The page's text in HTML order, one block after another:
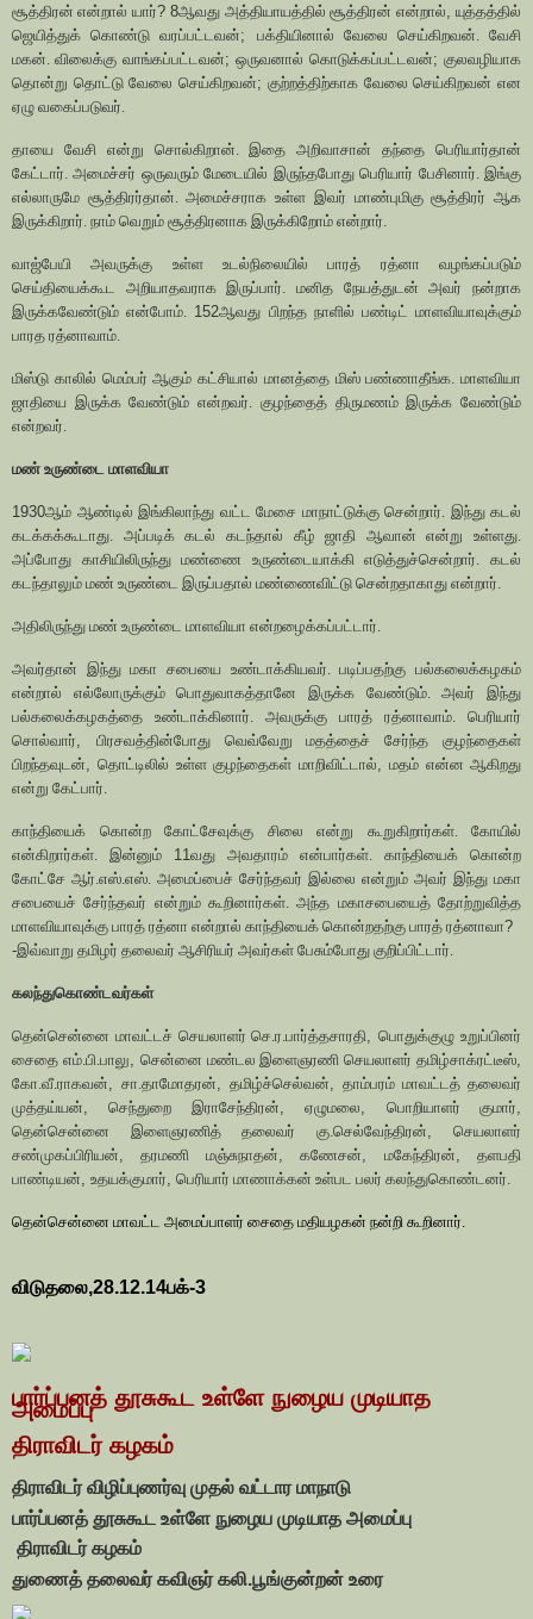
சூத்திரன் என்றால் யார்? 8ஆவது அத்தியாயத்தில் சூத்திரன் என்றால் ,யுத்தத்தில்
ஜெயித்துக் கொண்டு வரப்பட்டவன்; பக்தியினால் வேலை செய்கிறவன். வேசி
மகன். விலைக்கு வாங்கப்பட்டவன்;ஒருவனால் கொடுக்கப்பட்டவன்;குலவழியாக
தொன்று தொட்டு வேலை செய்கிறவன்;குற்றத்திற்காக வேலை செய்கிறவன் என
ஏழு வகைப்படுவர்.
தாயை வேசி என்று சொல்கிறான். இதை அறிவாசான் தந்தை பெரியார்தான்
கேட்டார். அமைச்சர் ஒருவரும் மேடையில் இருந்தபோது பெரியார் பேசினார். இங்கு
எல்லாருமே சூத்திரர்தான். அமைச்சராக உள்ள இவர் மாண்புமிகு சூத்திரர் ஆக
இருக்கிறார். நாம் வெறும் சூத்திரனாக இருக்கிறோம் என்றார்.
வாஜ்பேயி அவருக்கு உள்ள உடல்நிலையில் பாரத் ரத்னா வழங்கப்படும்
செய்தியைக்கூட அறியாதவராக இருப்பார். மனித நேயத்துடன் அவர் நன்றாக
இருக்கவேண்டும் என்போம். 152ஆவது பிறந்த நாளில் பண்டிட் மாளவியாவுக்கும்
பாரத ரத்னாவாம்.
மிஸ்டு காலில் மெம்பர் ஆகும் கட்சியால் மானத்தை மிஸ் பண்ணாதீங்க. மாளவியா
ஜாதியை இருக்க வேண்டும் என்றவர். குழந்தைத் திருமணம் இருக்க வேண்டும்
என்றவர்.
மண் உருண்டை மாளவியா
1930ஆம் ஆண்டில் இங்கிலாந்து வட்ட மேசை மாநாட்டுக்கு சென்றார். இந்து கடல்
கடக்கக்கூடாது. அப்படிக் கடல் கடந்தால் கீழ் ஜாதி ஆவான் என்று உள்ளது.
அப்போது காசியிலிருந்து மண்ணை உருண்டையாக்கி எடுத்துச்சென்றார். கடல்
கடந்தாலும் மண் உருண்டை இருப்பதால் மண்ணைவிட்டு சென்றதாகாது என்றார்.
அதிலிருந்து மண் உருண்டை மாளவியா என்றழைக்கப்பட்டார்.
அவர்தான் இந்து மகா சபையை உண்டாக்கியவர். படிப்பதற்கு பல்கலைக்கழகம்
என்றால் எல்லோருக்கும் பொதுவாகத்தானே இருக்க வேண்டும். அவர் இந்து
பல்கலைக்கழகத்தை உண்டாக்கினார். அவருக்கு பாரத் ரத்னாவாம். பெரியார்
சொல்வார்
பிரசவத்தின்போது வெவ்வேறு மதத்தைச் சேர்ந்த குழந்தைகள்
பிறந்தவுடன் ,தொட்டிலில் உள்ள குழந்தைகள் மாறிவிட்டால் ,மதம் என்ன ஆகிறது
என்று கேட்பார்.
காந்தியைக் கொன்ற கோட்சேவுக்கு சிலை என்று கூறுகிறார்கள். கோயில்
என்கிறார்கள். இன்னும் 11 வது அவதாரம் என்பார்கள். காந்தியைக் கொன்ற
கோட்சே ஆர்.எஸ்.எஸ். அமைப்பைச் சேர்ந்தவர் இல்லை என்றும் அவர் இந்து மகா
சபையைச் சேர்ந்தவர் என்றும் கூறினார்கள். அந்த மகாசபையைத் தோற்றுவித்த
மாளவியாவுக்கு பாரத் ரத்னா என்றால் காந்தியைக் கொன்றதற்கு பாரத் ரத்னாவா?
-இவ்வாறு தமிழர் தலைவர் ஆசிரியர் அவர்கள் பேசும்போது குறிப்பிட்டார்.
கலந்துகொண்டவர்கள்
தென்சென்னை மாவட்டச் செயலாளர் செ.ர.பார்த்தசாரதி ,பொதுக்குழு உறுப்பினர்
சைதை எம்.பி.பாலு
சென்னை மண்டல இளைஞரணி செயலாளர் தமிழ்சாக்ரட்டீஸ்
கோ.வீ.ராகவன்
சா.தாமோதரன் தமிழ்ச்செல்வன்
தாம்பரம் மாவட்டத் தலைவர்
முத்தய்யன் ,செந்துறை இராசேந்திரன் ,ஏழுமலை பொறியாளர் குமார்
தென்சென்னை இளைஞரணித் தலைவர் கு.செல்வேந்திரன்
செயலாளர்
சண்முகப்பிரியன் ,தரமணி மஞ்சுநாதன் ,கணேசன் மகேந்திரன் ,தளபதி
பாண்டியன் உதயக்குமார் பெரியார் மாணாக்கன் உள்பட பலர் கலந்துகொண்டனர்.
தென்சென்னை மாவட்ட அமைப்பாளர் சைதை மதியழகன் நன்றி கூறினார்.
விடுதலை,28.12.14பக்-3
பார்ப்பனத் தூசுகூட உள்ளே நுழைய முடியாத
அமைப்பு
திராவிடர் கழகம்
திராவிடர் விழிப்புணர்வு முதல் வட்டார மாநாடு
பார்ப்பனத் தூசுகூட உள்ளே நுழைய முடியாத அமைப்பு
திராவிடர் கழகம்
துணைத் தலைவர் கவிஞர் கலி.பூங்குன்றன் உரை